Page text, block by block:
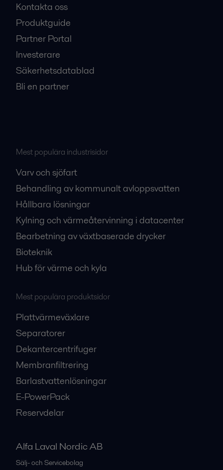
Kontakta oss
Produktguide
Partner Portal
Investerare
Säkerhetsdatablad
Bli en partner
Mest populära industrisidor
Varv och sjöfart
Behandling av kommunalt avloppsvatten
Hållbara lösningar
Kylning och värmeåtervinning i datacenter
Bearbetning av växtbaserade drycker
Bioteknik
Hub för värme och kyla
Mest populära produktsidor
Plattvärmeväxlare
Separatorer
Dekantercentrifuger
Membranfiltrering
Barlastvattenlösningar
E-PowerPack
Reservdelar
Alfa Laval Nordic AB
Sälj- och Servicebolag